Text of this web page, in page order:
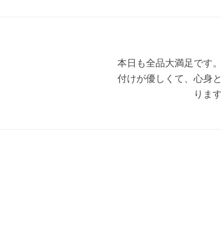
本日も全品大満足です
付けが優しくて、心身
りま